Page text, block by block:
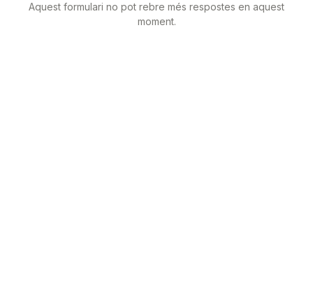
Aquest formulari no pot rebre més respostes en aquest
moment.